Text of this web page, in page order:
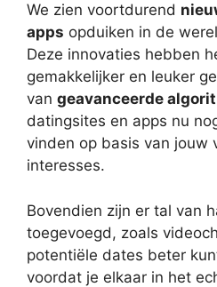
We zien voortdurend
apps opduiken in de
Deze innovaties hebben
gemakkelijker en leuker
van geavanceerde
datingsites en apps nu
vinden op basis van jouw
interesses.
Bovendien zijn er tal van
toegevoegd, zoals
potentiële dates beter
voordat je elkaar in het